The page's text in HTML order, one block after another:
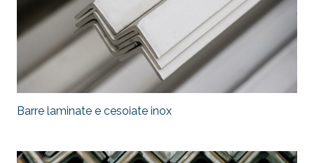
Barre laminate e cesoiate inox